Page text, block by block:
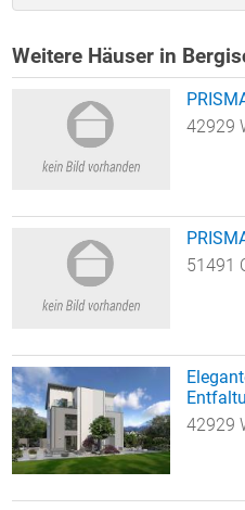
Weitere Häuser in
42929
51491
42929